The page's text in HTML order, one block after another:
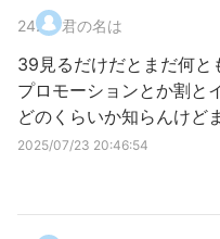
24. 君の名は
39見るだけだとまだ何と
プロモーションとか割と
どのくらいか知らんけど
2025/07/23 20:46:54